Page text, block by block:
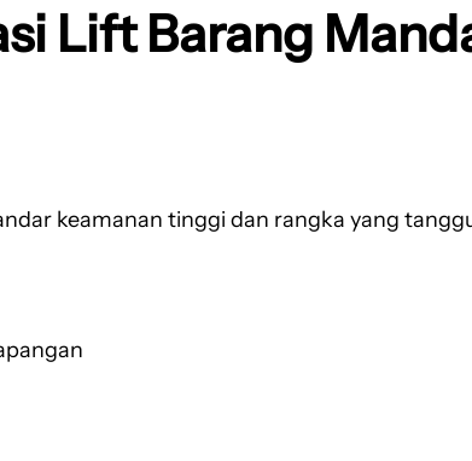
Lift Barang
keamanan tinggi dan rangka yang